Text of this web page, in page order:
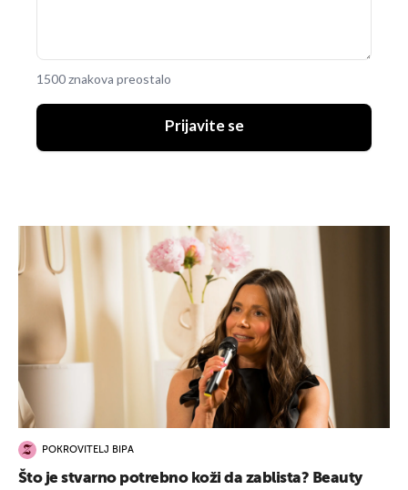
1500 znakova preostalo
Prijavite se
POKROVITELJ BIPA
Što je stvarno potrebno koži da zablista? Beauty